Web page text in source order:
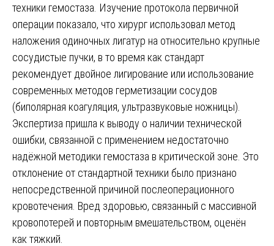
техники гемостаза. Изучение протокола первичной
операции показало, что хирург использовал метод
наложения одиночных лигатур на относительно крупные
сосудистые пучки, в то время как стандарт
рекомендует двойное лигирование или использование
современных методов герметизации сосудов
(биполярная коагуляция, ультразвуковые ножницы).
Экспертиза пришла к выводу о наличии технической
ошибки, связанной с применением недостаточно
надёжной методики гемостаза в критической зоне. Это
отклонение от стандартной техники было признано
непосредственной причиной послеоперационного
кровотечения. Вред здоровью, связанный с массивной
кровопотерей и повторным вмешательством, оценён
как тяжкий.